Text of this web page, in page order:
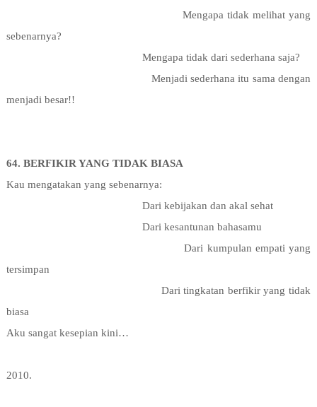
Mengapa tidak melihat yang
sebenarnya?
Mengapa tidak dari sederhana saja?
Menjadi sederhana itu sama dengan
menjadi besar!!
64. BERFIKIR YANG TIDAK BIASA
Kau mengatakan yang sebenarnya:
Dari kebijakan dan akal sehat
Dari kesantunan bahasamu
Dari kumpulan empati yang
tersimpan
Dari tingkatan berfikir yang tidak
biasa
Aku sangat kesepian kini…
2010.